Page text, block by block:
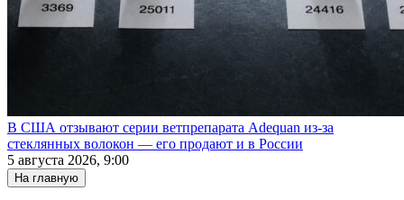
В США отзывают серии ветпрепарата Adequan из-за
стеклянных волокон — его продают и в России
5 августа 2026, 9:00
На главную